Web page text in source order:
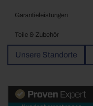
Garantieleistungen
Teile & Zubehör
Unsere Standorte